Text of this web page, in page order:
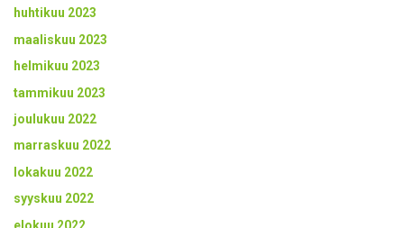
huhtikuu 2023
maaliskuu 2023
helmikuu 2023
tammikuu 2023
joulukuu 2022
marraskuu 2022
lokakuu 2022
syyskuu 2022
elokuu 2022